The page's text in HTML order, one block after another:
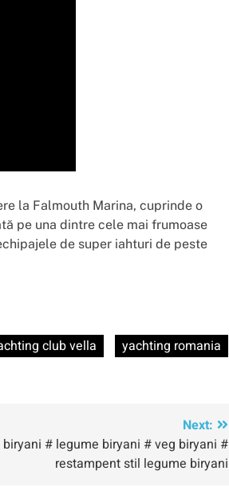
la Falmouth Marina, cuprinde o
pe una dintre cele mai frumoase
de super iahturi de peste
club vella
yachting romania
Next:
biryani # legume biryani # veg biryani #
restampent stil legume biryani